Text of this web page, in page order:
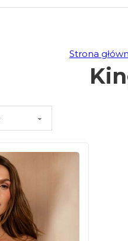
Strona